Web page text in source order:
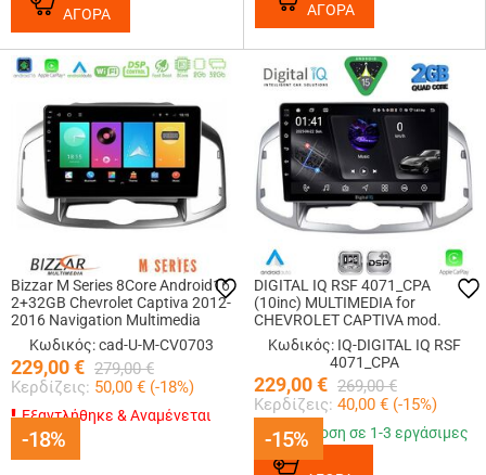
ΑΓΟΡΑ ΑΓΟΡΑ
-18%
Bizzar M Series 8Core Android16
2+32GB Chevrolet Captiva 2012-
2016 Navigation Multimedia
Tablet 9
Κωδικός: cad-U-M-CV0703
229,00€ 279,00 €
Κερδίζεις: 50,00 € (-18%)
-18%
Εξαντλήθηκε & Αναμένεται
-15%
DIGITAL IQ RSF 4071_CPA
(10inc) MULTIMEDIA for
CHEVROLET CAPTIVA mod.
2012-2018
Κωδικός: IQ-DIGITAL IQ RSF
4071_CPA
229,00€ 269,00 €
Κερδίζεις: 40,00 € (-15%)
-15%
Παράδοση σε 1-3 εργάσιμες